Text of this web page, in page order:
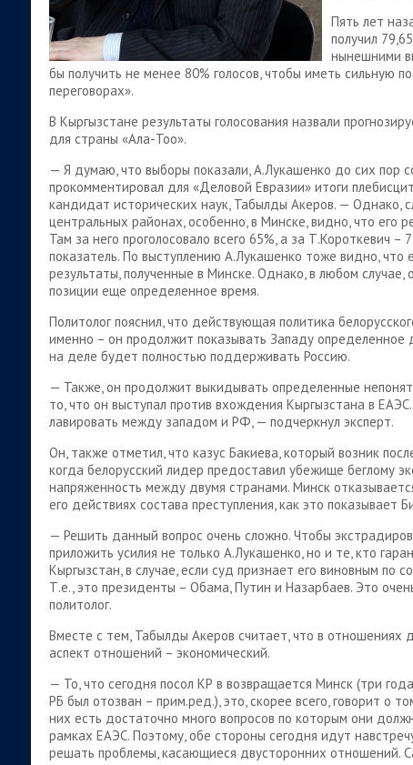
Пять лет
получил
нынешними
бы получить не менее 80% голосов, чтобы иметь сильную
переговорах».
В Кыргызстане результаты голосования назвали
для страны «Ала-Тоо».
— Я думаю, что выборы показали, А.Лукашенко до сих пор
прокомментировал для «Деловой Евразии» итоги
кандидат исторических наук, Табылды Акеров. — Однако,
центральных районах, особенно, в Минске, видно, что его
Там за него проголосовало всего 65%, а за Т.Короткевич
показатель. По выступлению А.Лукашенко тоже видно, что
результаты, полученные в Минске. Однако, в любом
позиции еще определенное время.
Политолог пояснил, что действующая политика
именно – он продолжит показывать Западу определенное
на деле будет полностью поддерживать Россию.
— Также, он продолжит выкидывать определенные
то, что он выступал против вхождения Кыргызстана в
лавировать между западом и РФ, — подчеркнул эксперт.
Он, также отметил, что казус Бакиева, который возник
когда белорусский лидер предоставил убежище беглому
напряженность между двумя странами. Минск
его действиях состава преступления, как это показывает
— Решить данный вопрос очень сложно. Чтобы
приложить усилия не только А.Лукашенко, но и те, кто
Кыргызстан, в случае, если суд признает его виновным по
Т.е., это президенты – Обама, Путин и Назарбаев. Это
политолог.
Вместе с тем, Табылды Акеров считает, что в отношениях
аспект отношений – экономический.
— То, что сегодня посол КР в возвращается Минск (три
РБ был отозван – прим.ред.), это, скорее всего, говорит о
них есть достаточно много вопросов по которым они
рамках ЕАЭС. Поэтому, обе стороны сегодня идут
решать проблемы, касающиеся двусторонних отношений.